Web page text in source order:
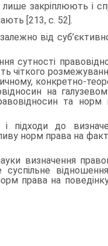
лише закріплюють і
[213, с. 52].
від
сутності
чіткого
конкретно-
на
та норм
підходи до
норм права на
визначення
права на